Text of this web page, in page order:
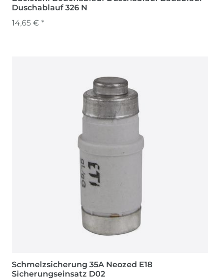
Duschablauf 326 N
14,65 € *
Schmelzsicherung 35A Neozed E18
Sicherungseinsatz D02